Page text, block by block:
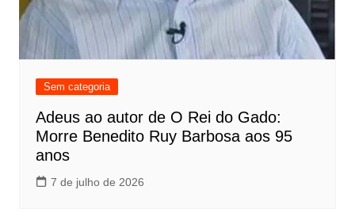
Sem categoria
Adeus ao autor de O Rei do Gado:
Morre Benedito Ruy Barbosa aos 95
anos
7 de julho de 2026